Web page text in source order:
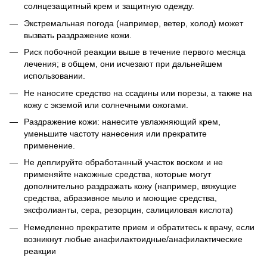
солнцезащитный крем и защитную одежду.
Экстремальная погода (например, ветер, холод) может
вызвать раздражение кожи.
Риск побочной реакции выше в течение первого месяца
лечения; в общем, они исчезают при дальнейшем
использовании.
Не наносите средство на ссадины или порезы, а также на
кожу с экземой или солнечными ожогами.
Раздражение кожи: нанесите увлажняющий крем,
уменьшите частоту нанесения или прекратите
применение.
Не деплируйте обработанный участок воском и не
применяйте накожные средства, которые могут
дополнительно раздражать кожу (например, вяжущие
средства, абразивное мыло и моющие средства,
эксфолианты, сера, резорцин, салициловая кислота)
Немедленно прекратите прием и обратитесь к врачу, если
возникнут любые анафилактоидные/анафилактические
реакции